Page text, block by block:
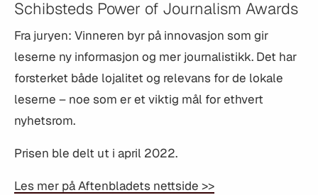
Schibsteds Power of Journalism Awards
Fra juryen: Vinneren byr på innovasjon som gir
leserne ny informasjon og mer journalistikk. Det har
forsterket både lojalitet og relevans for de lokale
leserne – noe som er et viktig mål for ethvert
nyhetsrom.
Prisen ble delt ut i april 2022.
Les mer på Aftenbladets nettside >>